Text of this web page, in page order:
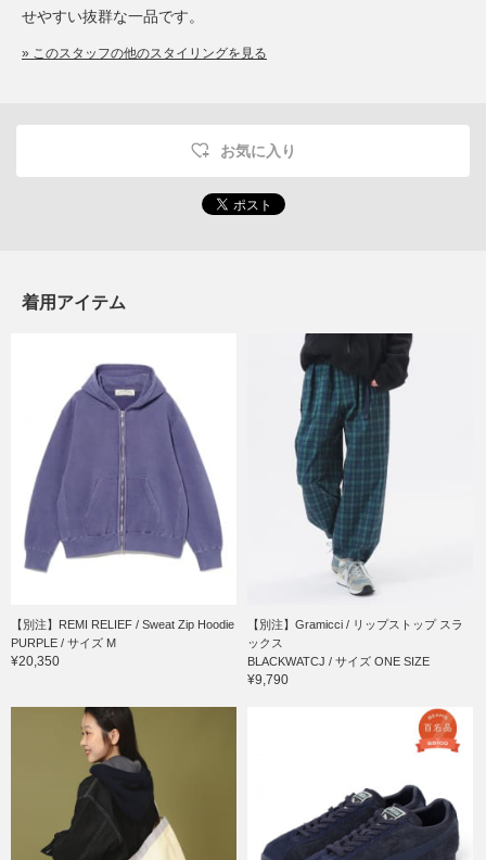
せやすい抜群な一品です。
» このスタッフの他のスタイリングを見る
お気に入り
着用アイテム
【別注】REMI RELIEF / Sweat Zip Hoodie
PURPLE / サイズ M
¥20,350
【別注】Gramicci / リップストップ スラ
ックス
BLACKWATCJ / サイズ ONE SIZE
¥9,790